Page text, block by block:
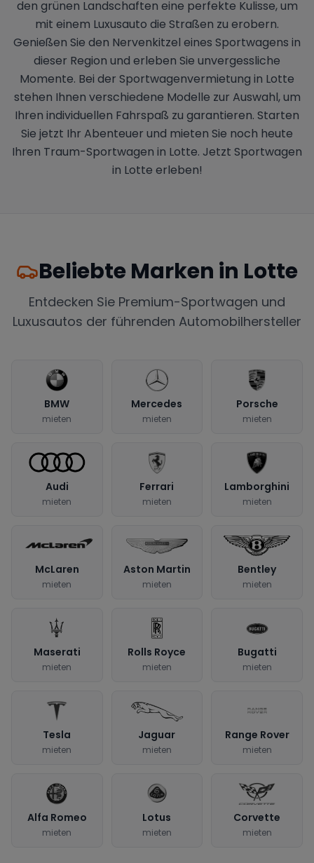
den grünen Landschaften eine perfekte Kulisse, um
mit einem Luxusauto die Straßen zu erobern.
Genießen Sie den Nervenkitzel eines Sportwagens in
dieser Region und erleben Sie unvergessliche
Momente. Bei der Sportwagenvermietung in Lotte
stehen Ihnen verschiedene Modelle zur Auswahl, um
Ihren individuellen Fahrspaß zu garantieren. Starten
Sie jetzt Ihr Abenteuer und mieten Sie noch heute
Ihren Traum-Sportwagen in Lotte. Jetzt Sportwagen
in Lotte erleben!
Beliebte Marken in Lotte
Entdecken Sie Premium-Sportwagen und
Luxusautos der führenden Automobilhersteller
BMW
mieten
Mercedes
mieten
Porsche
mieten
Audi
mieten
Ferrari
mieten
Lamborghini
mieten
McLaren
mieten
Aston Martin
mieten
Bentley
mieten
Maserati
mieten
Rolls Royce
mieten
Bugatti
mieten
Tesla
mieten
Jaguar
mieten
Range Rover
mieten
Alfa Romeo
mieten
Lotus
mieten
Corvette
mieten